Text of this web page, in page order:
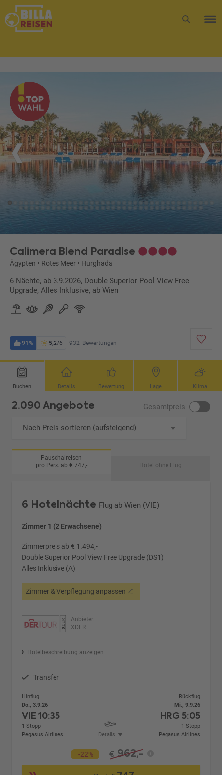
Calimera Blend Paradise
Ägypten • Rotes Meer • Hurghada
6 Nächte, ab 3.9.2026, Double Superior Pool View Free
Upgrade, Alles Inklusive, ab Wien
91% 5,2/6 932 Bewertungen
Buchen Details Bewertung Lage Klima
2.090 Angebote Gesamtpreis
Nach Preis sortieren (aufsteigend)
Pauschalreisen
pro Pers. ab € 747,-
Hotel ohne Flug
6 Hotelnächte Flug ab Wien (VIE)
Zimmer 1 (2 Erwachsene)
Zimmerpreis ab € 1.494,-
Double Superior Pool View Free Upgrade (DS1)
Alles Inklusive (A)
Zimmer & Verpflegung anpassen
Anbieter:
XDER
Hotelbeschreibung anzeigen
Transfer
Hinflug
Do., 3.9.26
VIE10:35
1 Stopp
Pegasus Airlines
Details
Rückflug
Mi., 9.9.26
HRG 5:05
1 Stopp
Pegasus Airlines
-22% € 962,-